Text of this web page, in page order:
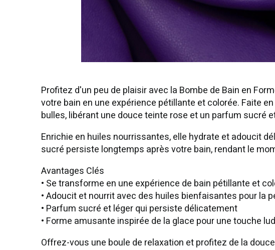
Profitez d'un peu de plaisir avec la Bombe de Bain en
votre bain en une expérience pétillante et colorée. Faite
bulles, libérant une douce teinte rose et un parfum sucré
Enrichie en huiles nourrissantes, elle hydrate et adoucit
sucré persiste longtemps après votre bain, rendant le
Avantages Clés
• Se transforme en une expérience de bain pétillante et
• Adoucit et nourrit avec des huiles bienfaisantes pour la
• Parfum sucré et léger qui persiste délicatement
• Forme amusante inspirée de la glace pour une touche
Offrez-vous une boule de relaxation et profitez de la